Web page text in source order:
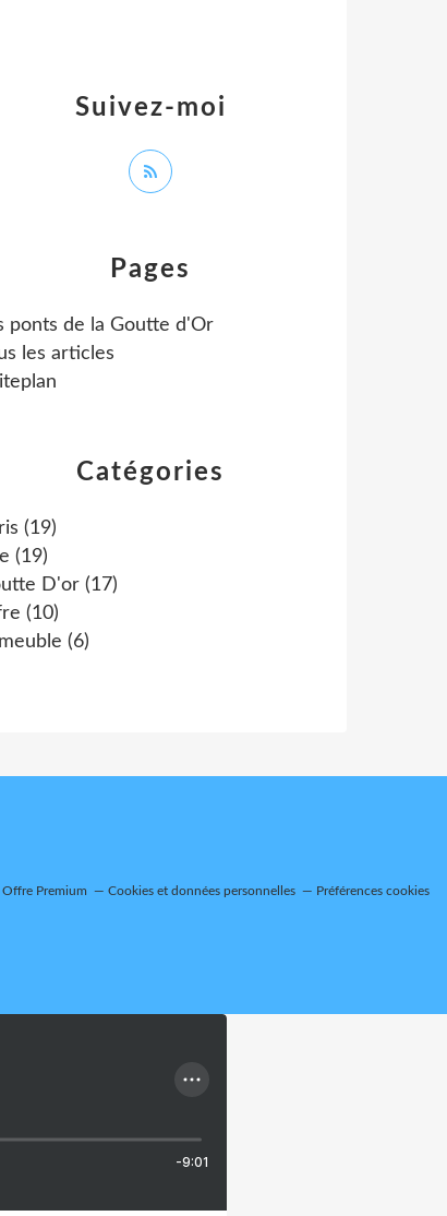
Catégories
(19)
(19)
D'or (17)
(10)
(6)
Pages
ponts de la Goutte d'Or
les articles
Suivez-moi
Offre Premium Cookies et données personnelles Préférences cookies
-9:01